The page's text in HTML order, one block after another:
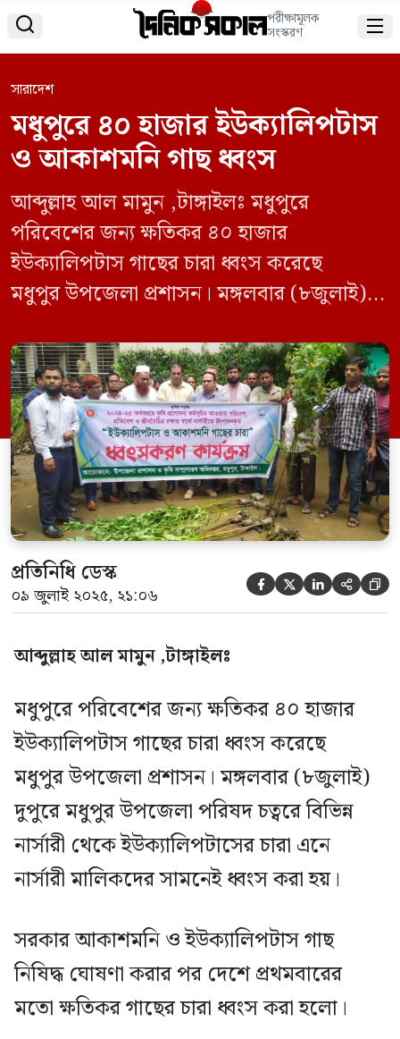
 পরীক্ষামূলক
সংস্করণ 
সারাদেশ
মধুপুরে ৪০ হাজার ইউক্যালিপটাস
ও আকাশমনি গাছ ধ্বংস
আব্দুল্লাহ আল মামুন ,টাঙ্গাইলঃ মধুপুরে
পরিবেশের জন্য ক্ষতিকর ৪০ হাজার
ইউক্যালিপটাস গাছের চারা ধ্বংস করেছে
মধুপুর উপজেলা প্রশাসন। মঙ্গলবার (৮জুলাই)
নার্সারী থেকে ইউক্যালিপটাসের চারা এনে নার্সারী
মালিকদের সামনেই ধ্বংস করা হয়। সরকার
আকাশমনি ও ইউক্যালিপটাস গাছ নিষিদ্ধ ঘোষণা
করার পর দেশে প্রথমবারের মতো ক্ষতিকর গাছের
চারা ধ্বংস করা হলো। পরিবেশের […]
প্রতিনিধি ডেস্ক
০৯ জুলাই ২০২৫, ২১:০৬     
আব্দুল্লাহ আল মামুন ,টাঙ্গাইলঃ
মধুপুরে পরিবেশের জন্য ক্ষতিকর ৪০ হাজার
ইউক্যালিপটাস গাছের চারা ধ্বংস করেছে
মধুপুর উপজেলা প্রশাসন। মঙ্গলবার (৮জুলাই)
দুপুরে মধুপুর উপজেলা পরিষদ চত্বরে বিভিন্ন
নার্সারী থেকে ইউক্যালিপটাসের চারা এনে
নার্সারী মালিকদের সামনেই ধ্বংস করা হয়।
সরকার আকাশমনি ও ইউক্যালিপটাস গাছ
নিষিদ্ধ ঘোষণা করার পর দেশে প্রথমবারের
মতো ক্ষতিকর গাছের চারা ধ্বংস করা হলো।